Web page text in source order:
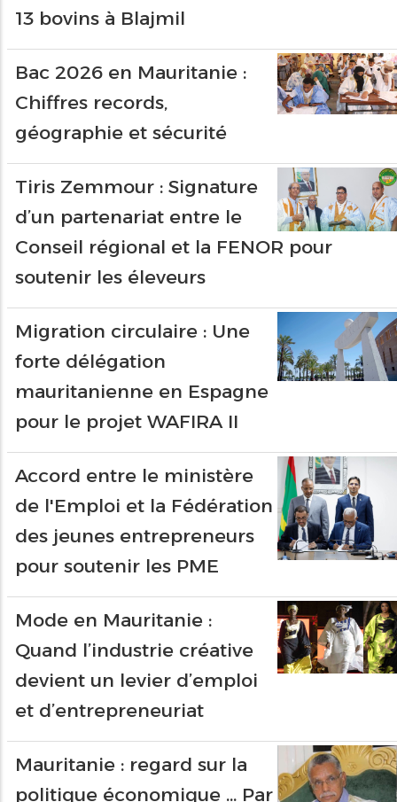
13 bovins à Blajmil
Bac 2026 en Mauritanie :
Chiffres records,
géographie et sécurité
Tiris Zemmour : Signature
d’un partenariat entre le
Conseil régional et la FENOR pour
soutenir les éleveurs
Migration circulaire : Une
forte délégation
mauritanienne en Espagne
pour le projet WAFIRA II
Accord entre le ministère
de l'Emploi et la Fédération
des jeunes entrepreneurs
pour soutenir les PME
Mode en Mauritanie :
Quand l’industrie créative
devient un levier d’emploi
et d’entrepreneuriat
Mauritanie : regard sur la
politique économique ... Par